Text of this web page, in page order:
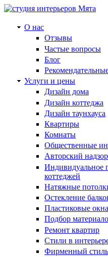
О нас
Отзывы
Частые вопросы
Блог
Услуги и цены
Дизайн дома
Дизайн коттеджа
Дизайн таунхауса
Квартиры
Комнаты
Общественные
Авторский надзор
Индивидуальное
коттеджей
Натяжные
Остекление
Пластиковые окна
Подбор
Ремонт квартир
Стили в
Фирменный стиль